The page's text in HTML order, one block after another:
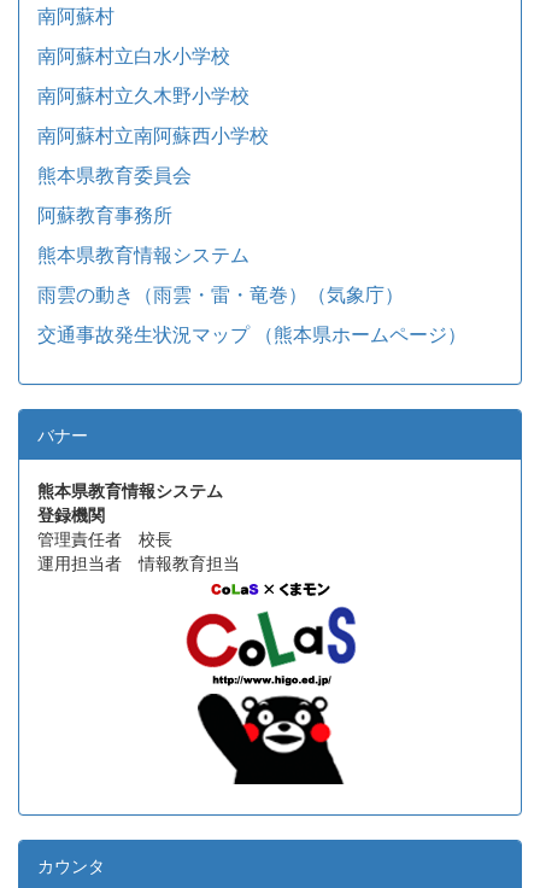
南阿蘇村
南阿蘇村立白水小学校
南阿蘇村立久木野小学校
南阿蘇村立南阿蘇西小学校
熊本県教育委員会
阿蘇教育事務所
熊本県教育情報システム
雨雲の動き（雨雲・雷・竜巻）（気象庁）
交通事故発生状況マップ （熊本県ホームページ）
バナー
熊本県教育情報システム
登録機関
管理責任者 校長
運用担当者 情報教育担当
カウンタ